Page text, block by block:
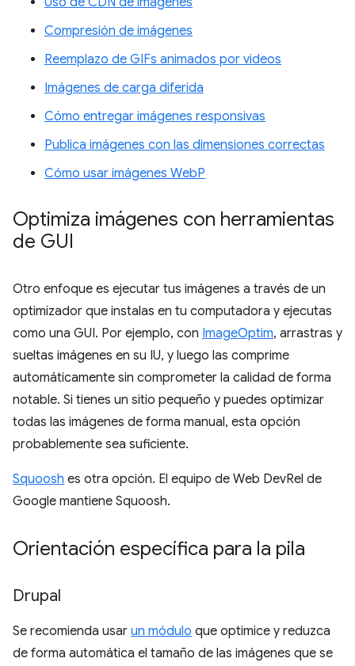
Compresión de imágenes
Reemplazo de GIFs animados por videos
Imágenes de carga diferida
Cómo entregar imágenes responsivas
Publica imágenes con las dimensiones correctas
Cómo usar imágenes WebP
Optimiza imágenes con herramientas
de GUI
Otro enfoque es ejecutar tus imágenes a través de un
optimizador que instalas en tu computadora y ejecutas
como una GUI. Por ejemplo, con ImageOptim, arrastras y
sueltas imágenes en su IU, y luego las comprime
automáticamente sin comprometer la calidad de forma
notable. Si tienes un sitio pequeño y puedes optimizar
todas las imágenes de forma manual, esta opción
probablemente sea suficiente.
Squoosh es otra opción. El equipo de Web DevRel de
Google mantiene Squoosh.
Orientación específica para la pila
Drupal
Se recomienda usar un módulo que optimice y reduzca
de forma automática el tamaño de las imágenes que se